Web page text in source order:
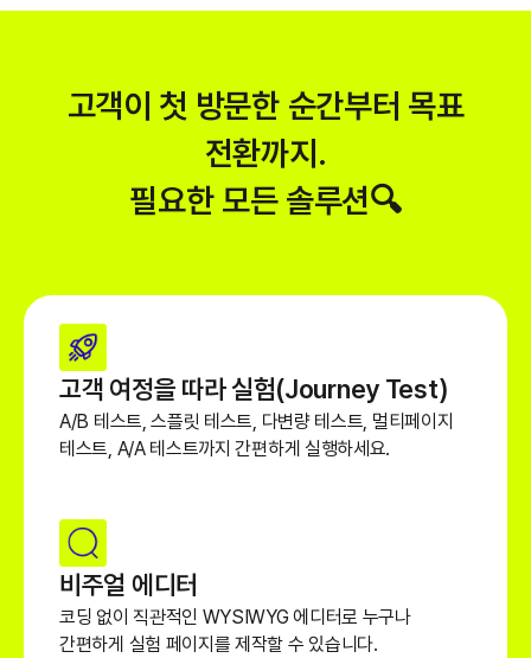
고객이 첫 방문한 순간부터 목표
전환까지.
필요한 모든 솔루션🔍
고객 여정을 따라 실험(Journey Test)
A/B 테스트, 스플릿 테스트, 다변량 테스트, 멀티페이지
테스트, A/A 테스트까지 간편하게 실행하세요.
비주얼 에디터
코딩 없이 직관적인 WYSIWYG 에디터로 누구나
간편하게 실험 페이지를 제작할 수 있습니다.